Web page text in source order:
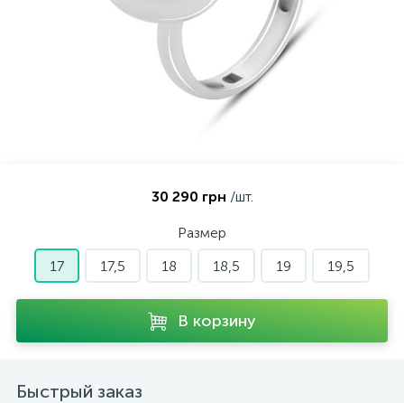
30 290 грн /шт.
Размер
17
17,5 18 18,5 19 19,5
В корзину
Быстрый заказ
Серебряные колье
Серебряные цепочки
Серебряные сувениры